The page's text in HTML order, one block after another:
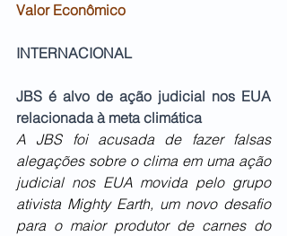
Valor Econômico
INTERNACIONAL
JBS é alvo de ação judicial nos EUA
relacionada à meta climática
A JBS foi acusada de fazer falsas
alegações sobre o clima em uma ação
judicial nos EUA movida pelo grupo
ativista Mighty Earth, um novo desafio
para o maior produtor de carnes do